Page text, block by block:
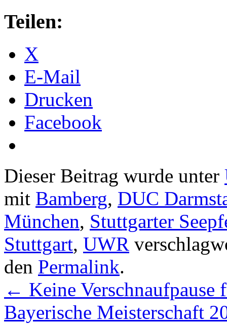
Teilen:
X
E-Mail
Drucken
Facebook
Dieser Beitrag wurde unter
mit Bamberg, DUC
München, Stuttgarter
Stuttgart, UWR
den Permalink.
← Keine
Bayerische Meisterschaft